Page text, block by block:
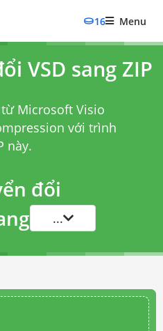
16 Menu
VSD sang ZIP
Microsoft Visio
với trình
này.
đổi
...